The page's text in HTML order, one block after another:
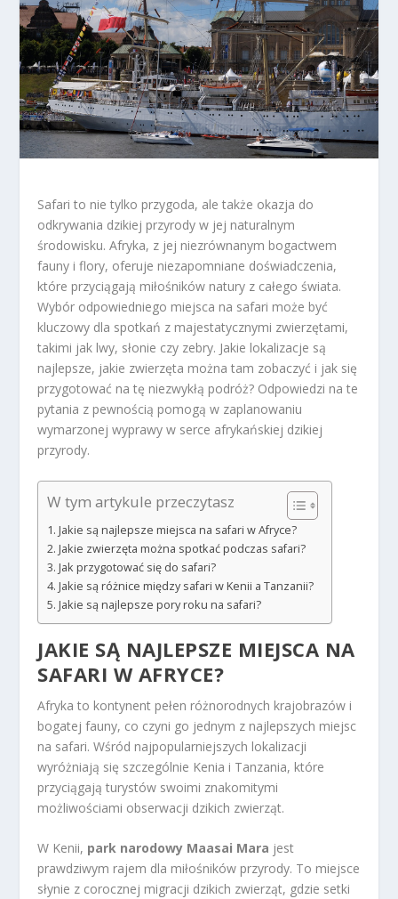
Safari to nie tylko przygoda, ale także okazja do
odkrywania dzikiej przyrody w jej naturalnym
środowisku. Afryka, z jej niezrównanym bogactwem
fauny i flory, oferuje niezapomniane doświadczenia,
które przyciągają miłośników natury z całego świata.
Wybór odpowiedniego miejsca na safari może być
kluczowy dla spotkań z majestatycznymi zwierzętami,
takimi jak lwy, słonie czy zebry. Jakie lokalizacje są
najlepsze, jakie zwierzęta można tam zobaczyć i jak się
przygotować na tę niezwykłą podróż? Odpowiedzi na te
pytania z pewnością pomogą w zaplanowaniu
wymarzonej wyprawy w serce afrykańskiej dzikiej
przyrody.
W tym artykule przeczytasz
Jakie są najlepsze miejsca na safari w Afryce?
Jakie zwierzęta można spotkać podczas safari?
Jak przygotować się do safari?
Jakie są różnice między safari w Kenii a Tanzanii?
Jakie są najlepsze pory roku na safari?
JAKIE SĄ NAJLEPSZE MIEJSCA NA
SAFARI W AFRYCE?
Afryka to kontynent pełen różnorodnych krajobrazów i
bogatej fauny, co czyni go jednym z najlepszych miejsc
na safari. Wśród najpopularniejszych lokalizacji
wyróżniają się szczególnie Kenia i Tanzania, które
przyciągają turystów swoimi znakomitymi
możliwościami obserwacji dzikich zwierząt.
W Kenii, park narodowy Maasai Mara jest
prawdziwym rajem dla miłośników przyrody. To miejsce
słynie z corocznej migracji dzikich zwierząt, gdzie setki